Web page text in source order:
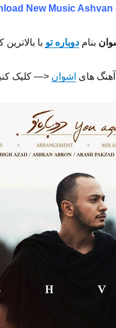
New Music Ashvan
بنامدوباره تو با
آهنگ های اشوان <— کلیک